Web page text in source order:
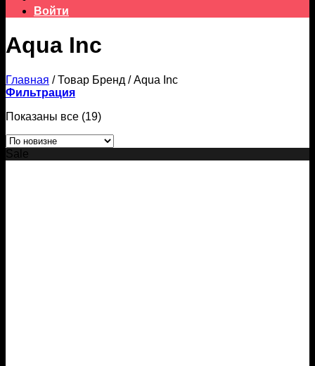
Войти
Aqua Inc
Главная /Товар Бренд /Aqua Inc
Фильтрация
Показаны все (19)Сортировка:
недавние
Sale